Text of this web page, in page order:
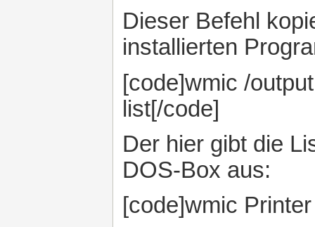
Dieser Befehl
installierten
[code]wmic /
list[/code]
Der hier gibt die
DOS-Box aus:
[code]wmic